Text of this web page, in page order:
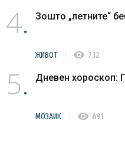
4 Зошто „летните“
ЖИВОТ visibility 732
5 Дневен хороскоп:
МОЗАИК visibility 691